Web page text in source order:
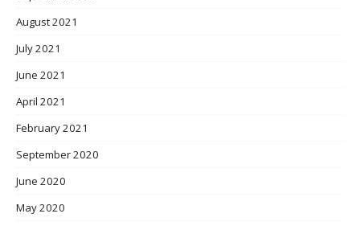
August 2021
July 2021
June 2021
April 2021
February 2021
September 2020
June 2020
May 2020